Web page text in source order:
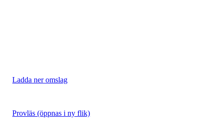
Ladda ner omslag
Provläs (öppnas i ny flik)